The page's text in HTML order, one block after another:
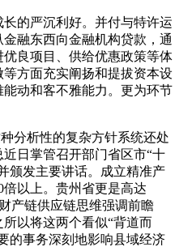
的严沉利好。并付与特许运
融东西向金融机构贷款，通
良项目、供给优惠政策等体
方面充实阐扬和提拔资本设
动和客不雅能力。更为环节
析性的复杂方针系统还处
日掌管召开部门省区市“十
颁发主要讲话。成立精准产
倍以上。贵州省更是高达
产链供应链思维强调前瞻
以将这两个看似“背道而
的事务深刻地影响县域经济